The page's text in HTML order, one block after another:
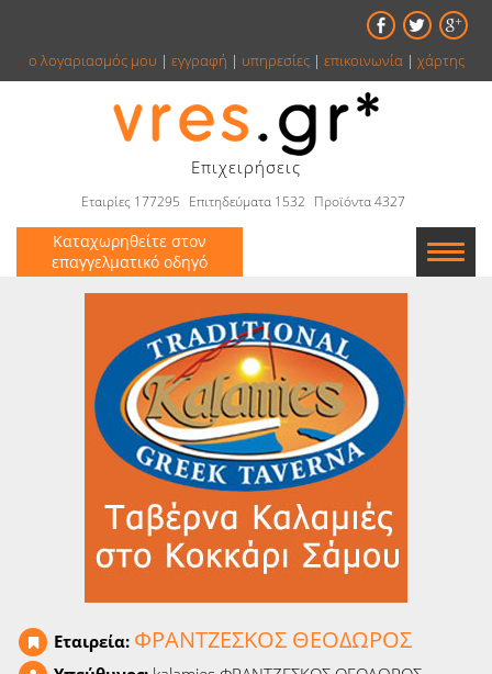
ο λογαριασμός μου | εγγραφή | υπηρεσίες| επικοινωνία| χάρτης
Επιχειρήσεις
Εταιρίες 177295 Επιτηδεύματα 1532 Προϊόντα 4327
Καταχωρηθείτε στον
επαγγελματικό οδηγό
Εταιρείες
Κατάλογος
Αγγελίες
Βιβλία
Ειδήσεις
Παιχνίδια
Εταιρεία: ΦΡΑΝΤΖΕΣΚΟΣ ΘΕΟΔΩΡΟΣ